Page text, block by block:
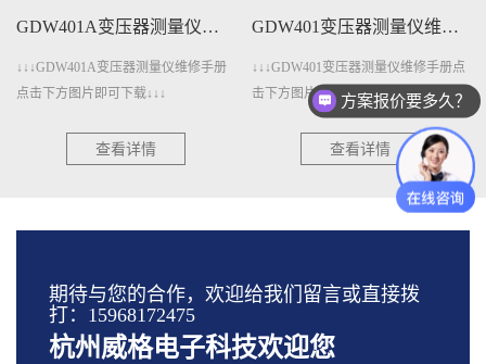
GDW401A变压器测量仪维修手册下载
↓↓↓GDW401A变压器测量仪维修手册
点击下方图片即可下载↓↓↓
查看详情
GDW401变压器测量仪维修手册下载
↓↓↓GDW401变压器测量仪维修手册点
击下方图片即可下载↓↓↓
查看详情
期待与您的合作，欢迎给我们留言或直接拨
打：15968172475
杭州威格电子科技欢迎您
方案报价要多久？